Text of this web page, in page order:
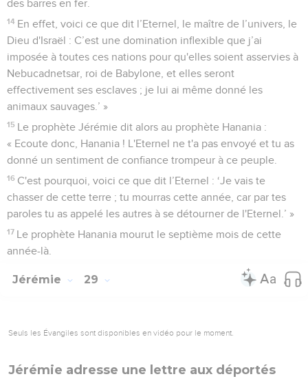
des barres en fer.
14 En effet, voici ce que dit l’Eternel, le maître de l’univers, le
Dieu d'Israël : C’est une domination inflexible que j’ai
imposée à toutes ces nations pour qu'elles soient asservies à
Nebucadnetsar, roi de Babylone, et elles seront
effectivement ses esclaves ; je lui ai même donné les
animaux sauvages.’ »
15 Le prophète Jérémie dit alors au prophète Hanania :
« Ecoute donc, Hanania ! L'Eternel ne t'a pas envoyé et tu as
donné un sentiment de confiance trompeur à ce peuple.
16 C'est pourquoi, voici ce que dit l’Eternel : ‘Je vais te
chasser de cette terre ; tu mourras cette année, car par tes
paroles tu as appelé les autres à se détourner de l'Eternel.’ »
17 Le prophète Hanania mourut le septième mois de cette
année-là.
Jérémie 29
Seuls les Évangiles sont disponibles en vidéo pour le moment.
Jérémie adresse une lettre aux déportés